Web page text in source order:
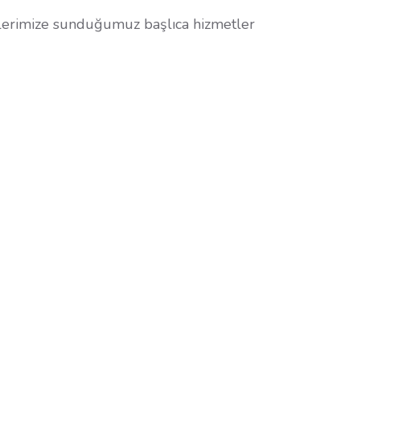
sunduğumuz başlıca hizmetler